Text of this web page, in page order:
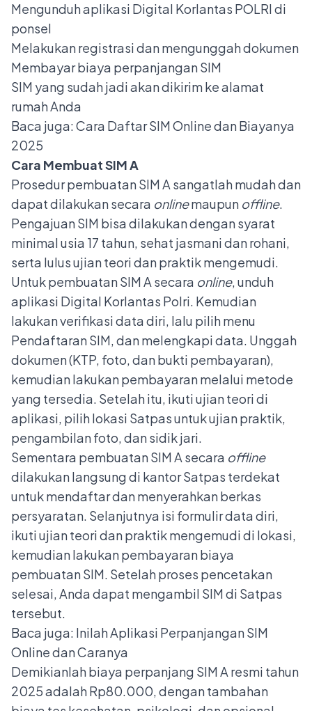
Mengunduh aplikasi Digital Korlantas POLRI di
ponsel
Melakukan registrasi dan mengunggah dokumen
Membayar biaya perpanjangan SIM
SIM yang sudah jadi akan dikirim ke alamat
rumah Anda
Baca juga:Cara Daftar SIM Online dan Biayanya
2025
Cara Membuat SIM A
Prosedur pembuatan SIM A sangatlah mudah dan
dapat dilakukan secara onlinemaupun offline.
Pengajuan SIM bisa dilakukan dengan syarat
minimal usia 17 tahun, sehat jasmani dan rohani,
serta lulus ujian teori dan praktik mengemudi.
Untuk pembuatan SIM A secara online, unduh
aplikasi Digital Korlantas Polri. Kemudian
lakukan verifikasi data diri, lalu pilih menu
Pendaftaran SIM, dan melengkapi data. Unggah
dokumen (KTP, foto, dan bukti pembayaran),
kemudian lakukan pembayaran melalui metode
yang tersedia. Setelah itu, ikuti ujian teori di
aplikasi, pilih lokasi Satpas untuk ujian praktik,
pengambilan foto, dan sidik jari.
Sementara pembuatan SIM A secara offline
dilakukan langsung di kantor Satpas terdekat
untuk mendaftar dan menyerahkan berkas
persyaratan. Selanjutnya isi formulir data diri,
ikuti ujian teori dan praktik mengemudi di lokasi,
kemudian lakukan pembayaran biaya
pembuatan SIM. Setelah proses pencetakan
selesai, Anda dapat mengambil SIM di Satpas
tersebut.
Baca juga: Inilah Aplikasi Perpanjangan SIM
Online dan Caranya
Demikianlah biaya perpanjang SIM A resmi tahun
2025 adalah Rp80.000, dengan tambahan
biaya tes kesehatan, psikologi, dan opsional